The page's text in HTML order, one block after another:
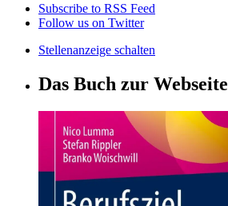
Subscribe to RSS Feed
Follow us on Twitter
Stellenanzeige schalten
Das Buch zur Webseite